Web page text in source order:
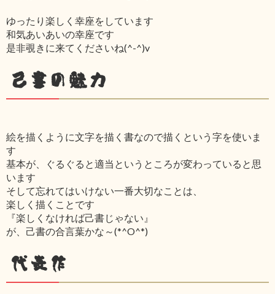
ゆったり楽しく幸座をしています
和気あいあいの幸座です
是非覗きに来てくださいね(^-^)v
己書の魅力
絵を描くように文字を描く書なので描くという字を使いま
す
基本が、ぐるぐると適当というところが変わっていると思
います
そして忘れてはいけない一番大切なことは、
楽しく描くことです
『楽しくなければ己書じゃない』
が、己書の合言葉かな～(*^O^*)
代表作